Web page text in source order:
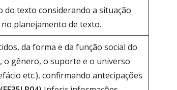
texto considerando a situação
planejamento de texto.
da forma e da função social do
o gênero, o suporte e o universo
etc.), confirmando antecipações